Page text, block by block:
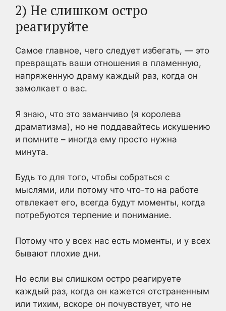
2) Не слишком остро
реагируйте
Самое главное, чего следует избегать, — это
превращать ваши отношения в пламенную,
напряженную драму каждый раз, когда он
замолкает о вас.
Я знаю, что это заманчиво (я королева
драматизма), но не поддавайтесь искушению
и помните – иногда ему просто нужна
минута.
Будь то для того, чтобы собраться с
мыслями, или потому что что-то на работе
отвлекает его, всегда будут моменты, когда
потребуются терпение и понимание.
Потому что у всех нас есть моменты, и у всех
бывают плохие дни.
Но если вы слишком остро реагируете
каждый раз, когда он кажется отстраненным
или тихим, вскоре он почувствует, что не